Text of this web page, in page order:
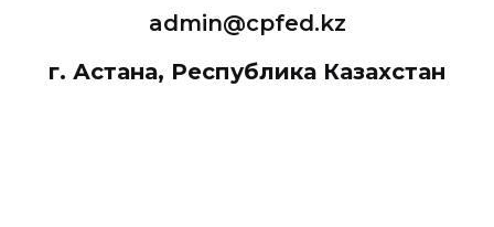
admin@cpfed.kz
г. Астана, Республика Казахстан